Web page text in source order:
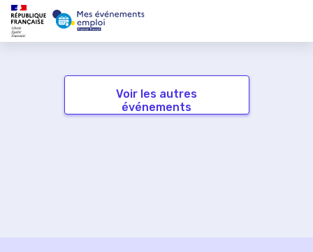
Voir les autres
événements